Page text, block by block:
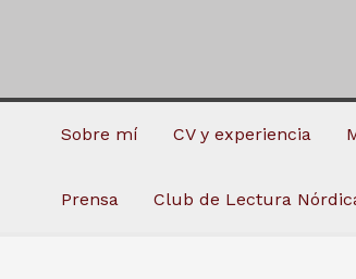
Sobre mí CV y experiencia
Prensa Club de Lectura